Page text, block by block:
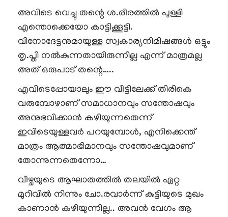
അവിടെ വെച്ചു തന്റെ ശ.രീരത്തിൽ പുള്ളി
എന്തൊക്കെയോ കാട്ടിക്കൂട്ടി.
വിനോദേട്ടനുമായുള്ള സ്വകാര്യനിമിഷങ്ങൾ ഒട്ടും
തൃ.പ്തി നൽകുന്നതായിരുന്നില്ല എന്ന് മാത്രമല്ല
അത് ഒരുപാട് തന്റെ…..
എവിടെപ്പോയാലും ഈ വീട്ടിലേക്ക് തിരികെ
വരുമ്പോഴാണ് സമാധാനവും സന്തോഷവും
അനുഭവിക്കാൻ കഴിയുന്നതെന്ന്
ഇവിടെയുള്ളവർ പറയുമ്പോൾ, എനിക്കെന്ത്
മാത്രം ആത്മാഭിമാനവും സന്തോഷവുമാണ്
തോന്നുന്നതെന്നോ…
വീഴ്ചയുടെ ആഘാതത്തിൽ തലയിൽ ഏറ്റ
മുറിവിൽ നിന്നും ചോ.രവാർന്ന് കുട്ടിയുടെ മുഖം
കാണാൻ കഴിയുന്നില്ല.. അവൻ വേഗം ആ